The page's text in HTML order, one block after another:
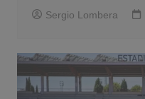
Sergio Lombera